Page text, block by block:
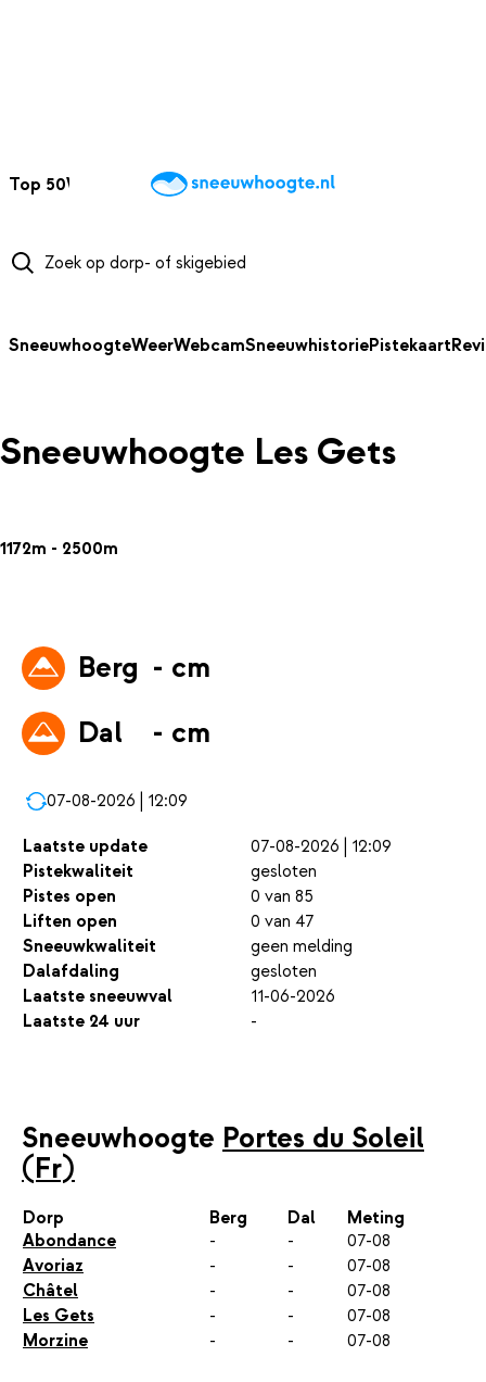
Top 50Webcams WintersportweerKaarten
SneeuwhoogteWeerWebcamSneeuwhistoriePistekaart
Sneeuwhoogte Les Gets
1172m - 2500m
Berg - cm
Dal
- cm
07-08-2026 | 12:09
Laatste update
07-08-2026 | 12:09
Pistekwaliteit
gesloten
Pistes open
0 van 85
Liften open
0 van 47
Sneeuwkwaliteit
geen melding
Dalafdaling
gesloten
Laatste sneeuwval
11-06-2026
Laatste 24 uur
-
Sneeuwhoogte Portes du Soleil
(Fr)
Dorp Berg Dal
Meting
Abondance
- -
07-08
Avoriaz
- -
07-08
Châtel
- -
07-08
Les Gets
- -
07-08
Morzine
- - 07-08